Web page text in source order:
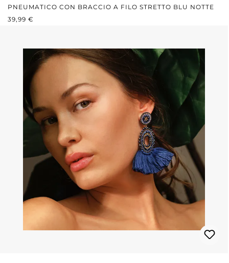
PNEUMATICO CON BRACCIO A FILO STRETTO BLU NOTTE
PREZZO NORMALE:
39,99 €